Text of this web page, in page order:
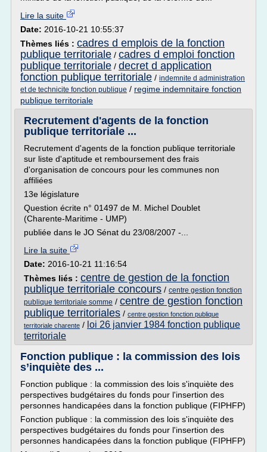
Lire la suite
Date: 2016-10-21 10:55:37
Thèmes liés : cadres d emplois de la fonction
publique territoriale / cadres d emploi fonction
publique territoriale / decret d application
fonction publique territoriale / indemnite d administration
et de technicite fonction publique / regime indemnitaire fonction
publique territoriale
Recrutement d'agents de la fonction
publique territoriale ...
Recrutement d'agents de la fonction publique territoriale
sur liste d'aptitude et remboursement des frais
d'organisation de concours pour les communes non
affiliées
13e législature
Question écrite n° 01497 de M. Michel Doublet
(Charente-Maritime - UMP)
publiée dans le JO Sénat du 23/08/2007 -...
Lire la suite
Date: 2016-10-21 11:16:54
Thèmes liés : centre de gestion de la fonction
publique territoriale concours / centre gestion fonction
publique territoriale somme / centre de gestion fonction
publique territoriales / centre gestion fonction publique
territoriale charente / loi 26 janvier 1984 fonction publique
territoriale
Fonction publique : la commission des lois
s’inquiète des ...
Fonction publique : la commission des lois s'inquiète des
perspectives budgétaires du fonds pour l'insertion des
personnes handicapées dans la fonction publique (FIPHFP)
Fonction publique : la commission des lois s'inquiète des
perspectives budgétaires du fonds pour l'insertion des
personnes handicapées dans la fonction publique (FIPHFP)